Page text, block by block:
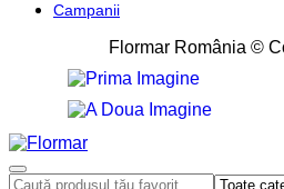
Campanii
Flormar România ©